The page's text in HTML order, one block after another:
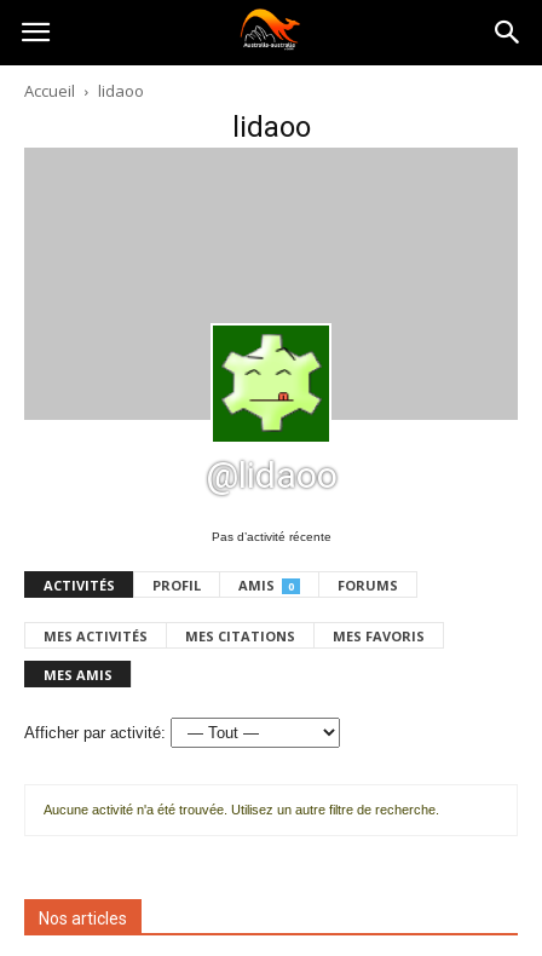
Australia-
australie.com
Accueil lidaoo
lidaoo
@lidaoo
Pas d’activité récente
ACTIVITÉS PROFIL AMIS 0 FORUMS
MES ACTIVITÉS MES CITATIONS MES FAVORIS
MES AMIS
Afficher par activité:
Aucune activité n'a été trouvée. Utilisez un autre filtre de recherche.
Nos articles